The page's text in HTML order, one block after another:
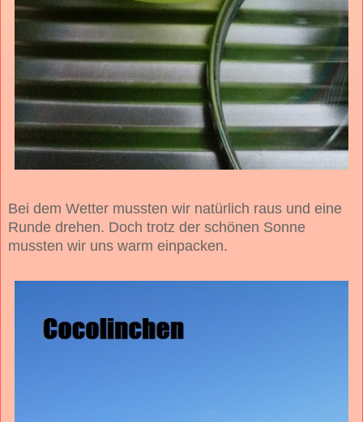
Bei dem Wetter mussten wir natürlich raus und eine
Runde drehen. Doch trotz der schönen Sonne
mussten wir uns warm einpacken.